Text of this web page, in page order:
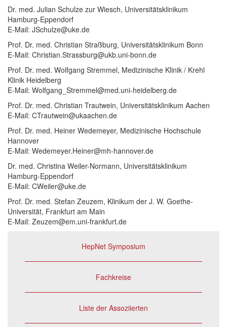
Dr. med. Julian Schulze zur Wiesch, Universitätsklinikum
Hamburg-Eppendorf
E-Mail: JSchulze@uke.de
Prof. Dr. med. Christian Straßburg, Universitätsklinikum Bonn
E-Mail: Christian.Strassburg@ukb.uni-bonn.de
Prof. Dr. med. Wolfgang Stremmel, Medizinische Klinik / Krehl
Klinik Heidelberg
E-Mail: Wolfgang_Stremmel@med.uni-heidelberg.de
Prof. Dr. med. Christian Trautwein, Universitätsklinikum Aachen
E-Mail: CTrautwein@ukaachen.de
Prof. Dr. med. Heiner Wedemeyer, Medizinische Hochschule
Hannover
E-Mail: Wedemeyer.Heiner@mh-hannover.de
Dr. med. Christina Weiler-Normann, Universitätsklinikum
Hamburg-Eppendorf
E-Mail: CWeiler@uke.de
Prof. Dr. med. Stefan Zeuzem, Klinikum der J. W. Goethe-
Universität, Frankfurt am Main
E-Mail: Zeuzem@em.uni-frankfurt.de
HepNet Symposium
Fachkreise
Liste der Assoziierten